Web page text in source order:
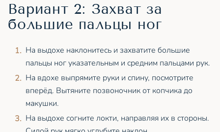
Вариант 2: Захват за
большие пальцы ног
На выдохе наклонитесь и захватите большие
пальцы ног указательным и средним пальцами рук.
На вдохе выпрямите руки и спину, посмотрите
вперёд. Вытяните позвоночник от копчика до
макушки.
На выдохе согните локти, направляя их в стороны.